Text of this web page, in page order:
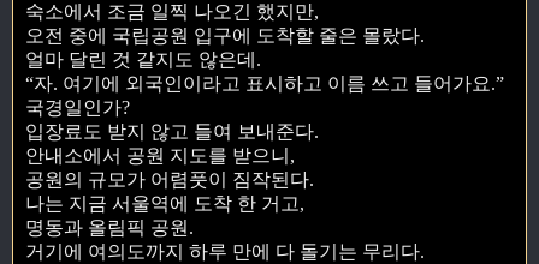
숙소에서 조금 일찍 나오긴 했지만,
오전 중에 국립공원 입구에 도착할 줄은 몰랐다.
얼마 달린 것 같지도 않은데.
“자. 여기에 외국인이라고 표시하고 이름 쓰고 들어가요.”
국경일인가?
입장료도 받지 않고 들여 보내준다.
안내소에서 공원 지도를 받으니,
공원의 규모가 어렴풋이 짐작된다.
나는 지금 서울역에 도착 한 거고,
명동과 올림픽 공원.
거기에 여의도까지 하루 만에 다 돌기는 무리다.